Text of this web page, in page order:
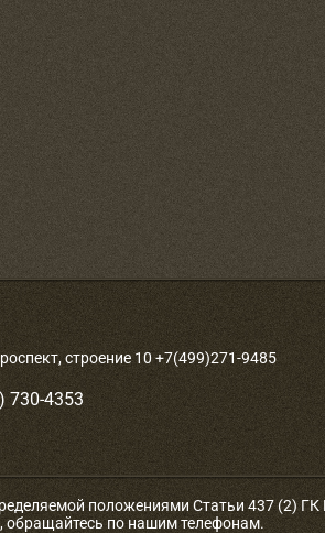
строение 10 +7(499)271-9485
730-4353
положениями Статьи 437 (2)
обращайтесь по нашим телефонам.